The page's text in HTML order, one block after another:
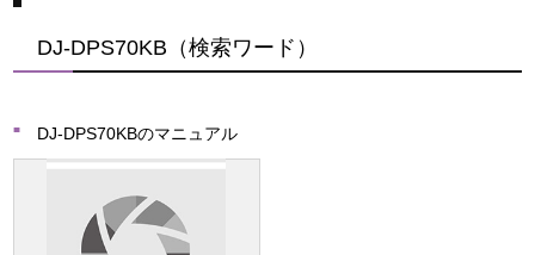
DJ-DPS70KB（検索ワード）
DJ-DPS70KBのマニュアル